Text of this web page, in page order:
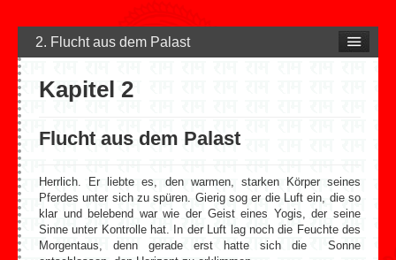
2. Flucht aus dem Palast
Kapitel 2
Flucht aus dem Palast
Herrlich. Er liebte es, den warmen, starken Körper seines
Pferdes unter sich zu spüren. Gierig sog er die Luft ein, die so
klar und belebend war wie der Geist eines Yogis, der seine
Sinne unter Kontrolle hat. In der Luft lag noch die Feuchte des
Morgentaus, denn gerade erst hatte sich die Sonne